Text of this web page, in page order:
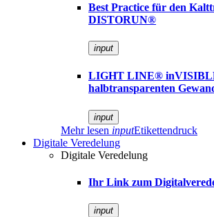
Best Practice für den
DISTORUN®
input
LIGHT LINE®
halbtransparenten
input
Mehr lesen inputEtikettendruck
Digitale Veredelung
Digitale Veredelung
Ihr Link zum
input